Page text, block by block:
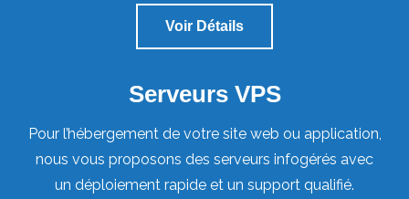
Voir Détails
Serveurs VPS
Pour l’hébergement de votre site web ou application,
nous vous proposons des serveurs infogérés avec
un déploiement rapide et un support qualifié.